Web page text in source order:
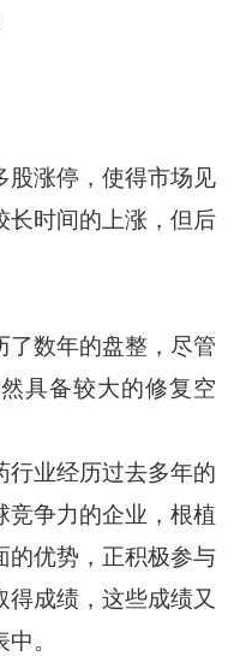
涨停，使得市场见
长时间的上涨，但后
数年的盘整，尽管
具备较大的修复空
业经历过去多年的
竞争力的企业，根植
的优势，正积极参与
成绩，这些成绩又
。